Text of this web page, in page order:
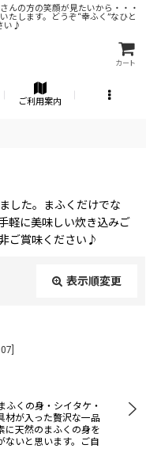
んの方の笑顔が見たいから・・・
たします。どうぞ“幸ふく”なひと
い♪
カート
ご利用案内
した。まふくだけでな
軽に美味しい炊き込みご
ご賞味ください♪
表示順変更
ふくの身・シイタケ・
材が入った贅沢な一品
に天然のまふくの身を
ないと思います。ご自